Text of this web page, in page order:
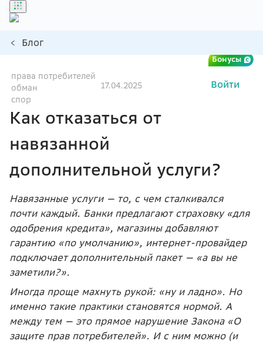
Бонусы
Войти
Блог
права потребителей
обман
спор
17.04.2025
Как отказаться от
навязанной
дополнительной услуги?
Навязанные услуги — то, с чем сталкивался
почти каждый. Банки предлагают страховку «для
одобрения кредита», магазины добавляют
гарантию «по умолчанию», интернет-провайдер
подключает дополнительный пакет — «а вы не
заметили?».
Иногда проще махнуть рукой: «ну и ладно». Но
именно такие практики становятся нормой. А
между тем — это прямое нарушение Закона «О
защите прав потребителей». И с ним можно (и